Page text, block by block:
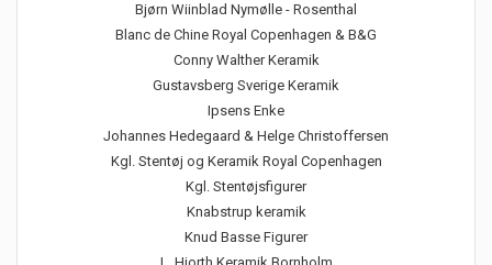
Bjørn Wiinblad Nymølle - Rosenthal
Blanc de Chine Royal Copenhagen & B&G
Conny Walther Keramik
Gustavsberg Sverige Keramik
Ipsens Enke
Johannes Hedegaard & Helge Christoffersen
Kgl. Stentøj og Keramik Royal Copenhagen
Kgl. Stentøjsfigurer
Knabstrup keramik
Knud Basse Figurer